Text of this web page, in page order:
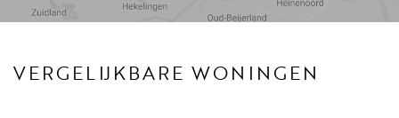
VERGELIJKBARE WONINGEN